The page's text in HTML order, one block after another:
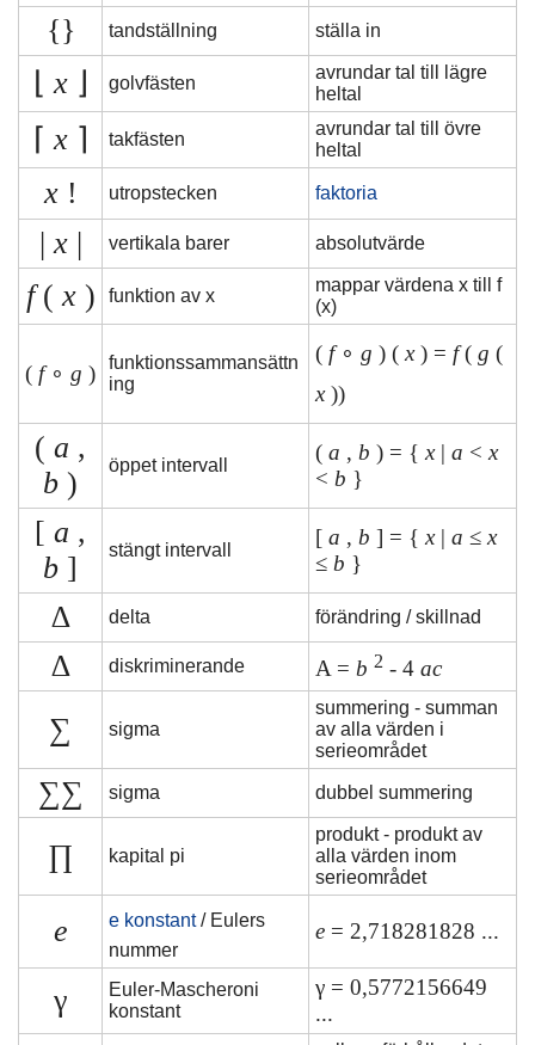
{} tandställning ställa in
⌊x⌋ golvfästen
avrundar tal till lägre
heltal
⌈x⌉ takfästen
avrundar tal till övre
heltal
x! utropstecken faktoria
|x| vertikala barer absolutvärde
f(x) funktion av x
mappar värdena x till f
(x)
( f∘ g )
funktionssammansättn
ing
( f∘ g ) ( x) = f( g (
x))
( a ,
b )
öppet intervall
( a , b ) = { x| a < x
< b }
[ a ,
b ]
stängt intervall
[ a , b ] = { x| a ≤ x
≤ b }
∆ delta förändring / skillnad
∆ diskriminerande A = b 2 - 4 ac
∑ sigma
summering - summan
av alla värden i
serieområdet
∑∑ sigma dubbel summering
∏ kapital pi
produkt - produkt av
alla värden inom
serieområdet
e e konstant/ Eulers
nummer
e = 2,718281828 ...
γ
Euler-Mascheroni
konstant
γ = 0,5772156649
...